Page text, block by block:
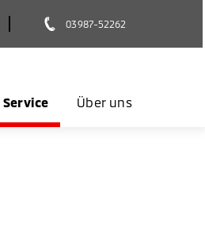
03987-52262
Service Über uns